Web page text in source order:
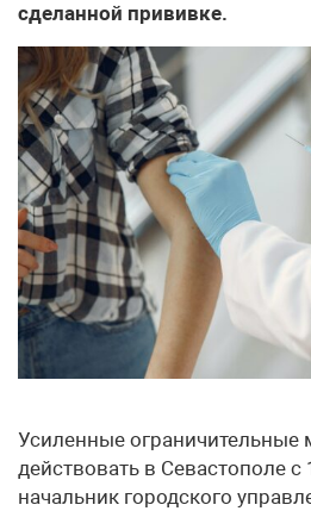
сделанной прививке.
Усиленные ограничительные
действовать в Севастополе
начальник городского